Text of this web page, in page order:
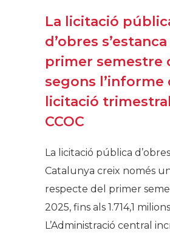
La licitació
d’obres s’estanca
primer semestre
segons l’informe
licitació
CCOC
La licitació pública
Catalunya creix només un
respecte del primer
2025, fins als 1.714,1
L’Administració central